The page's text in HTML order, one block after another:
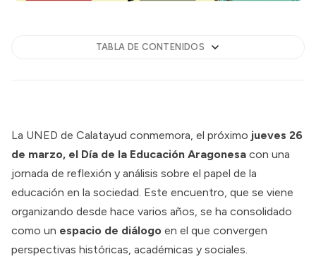
TABLA DE CONTENIDOS
La UNED de Calatayud conmemora, el próximo jueves 26
de marzo, el Día de la Educación Aragonesa con una
jornada de reflexión y análisis sobre el papel de la
educación en la sociedad. Este encuentro, que se viene
organizando desde hace varios años, se ha consolidado
como un espacio de diálogo en el que convergen
perspectivas históricas, académicas y sociales.